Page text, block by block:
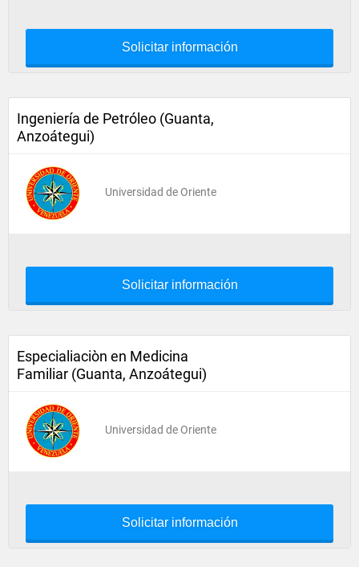
Solicitar información
Ingeniería de Petróleo (Guanta,
Anzoátegui)
Universidad de Oriente
Solicitar información
Especialiaciòn en Medicina
Familiar (Guanta, Anzoátegui)
Universidad de Oriente
Solicitar información